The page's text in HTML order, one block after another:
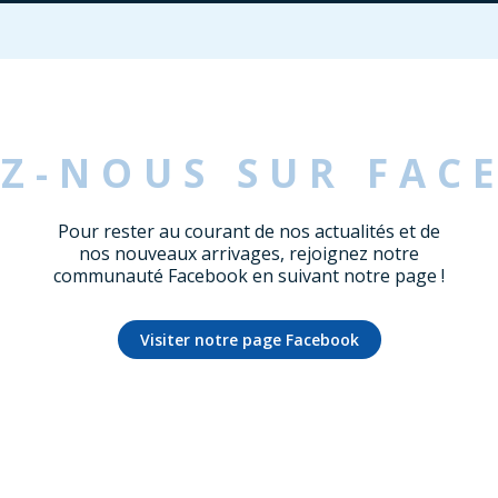
NOUS SUR
Pour rester au courant de nos actualités et de
nos nouveaux arrivages, rejoignez notre
communauté Facebook en suivant notre page !
Visiter notre page Facebook